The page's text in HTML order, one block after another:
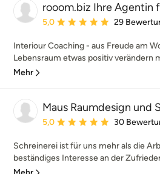
rooom.biz Ihre Agentin
Durchschnittliche Bewertung:
5,0 29
Interiour Coaching - aus Freude am
Lebensraum etwas positiv verändern
Mehr
Maus Raumdesign und
Durchschnittliche Bewertung:
5,0 30
Schreinerei ist für uns mehr als die
beständiges Interesse an der